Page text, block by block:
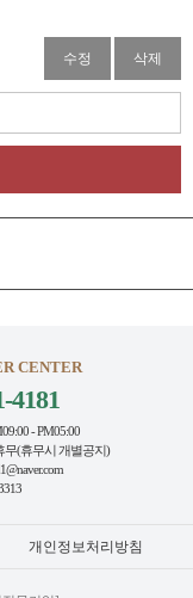
수정 삭제
CENTER
4181
- PM05:00
무(휴무시 개별공지)
개인정보처리방침